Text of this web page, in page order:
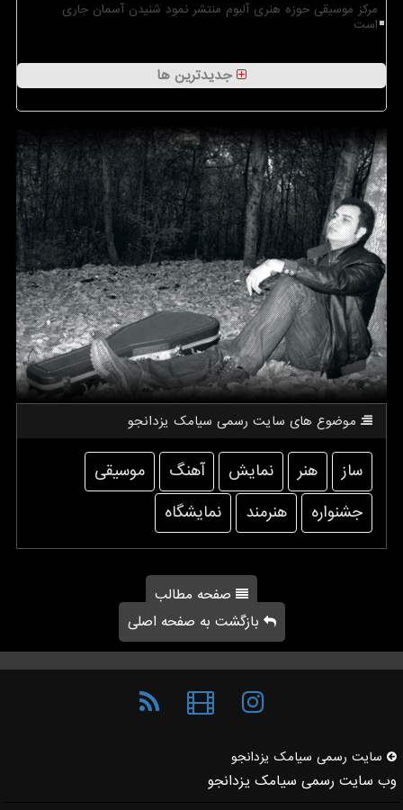
مرکز موسیقی حوزه هنری آلبوم منتشر نمود شنیدن آسمان جاری
است
جدیدترین ها
موضوع های سایت رسمی سیامك یزدانجو
ساز هنر نمایش آهنگ
موسیقی
جشنواره
هنرمند نمایشگاه
صفحه مطالب
بازگشت به صفحه اصلی
سایت رسمی سیامك یزدانجو
وب سایت رسمی سیامک یزدانجو